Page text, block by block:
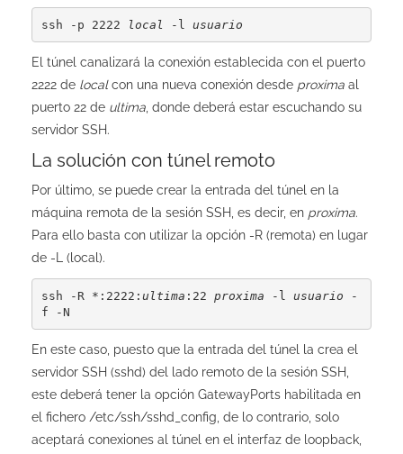
ssh -p 2222 local -l usuario
El túnel canalizará la conexión establecida con el puerto
2222 de localcon una nueva conexión desde proxima al
puerto 22 de ultima , donde deberá estar escuchando su
servidor SSH.
La solución con túnel remoto
Por último, se puede crear la entrada del túnel en la
máquina remota de la sesión SSH, es decir, en proxima.
Para ello basta con utilizar la opción -R (remota) en lugar
de -L (local).
ssh -R *:2222: ultima :22 proxima -l usuario -
f -N
En este caso, puesto que la entrada del túnel la crea el
servidor SSH (sshd) del lado remoto de la sesión SSH,
este deberá tener la opción GatewayPorts habilitada en
el fichero /etc/ssh/sshd_config, de lo contrario, solo
aceptará conexiones al túnel en el interfaz de loopback,